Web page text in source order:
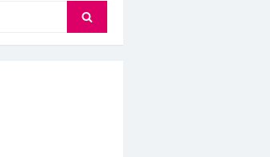
Search